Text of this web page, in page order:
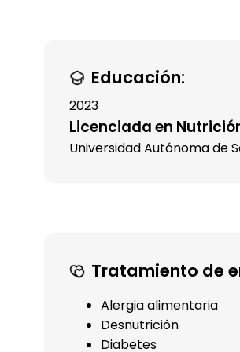
Educación:
2023
Licenciada en
Universidad Autónoma de
Tratamiento de
Alergia alimentaria
Desnutrición
Diabetes